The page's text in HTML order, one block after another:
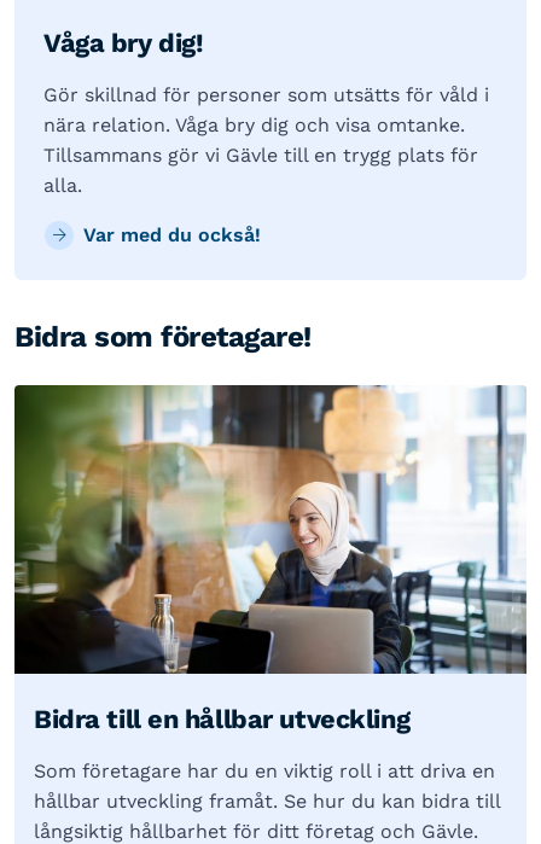
Våga bry dig!
Gör skillnad för personer som utsätts för våld i
nära relation. Våga bry dig och visa omtanke.
Tillsammans gör vi Gävle till en trygg plats för
alla.
Var med du också!
Bidra som företagare!
Bidra till en hållbar utveckling
Som företagare har du en viktig roll i att driva en
hållbar utveckling framåt. Se hur du kan bidra till
långsiktig hållbarhet för ditt företag och Gävle.